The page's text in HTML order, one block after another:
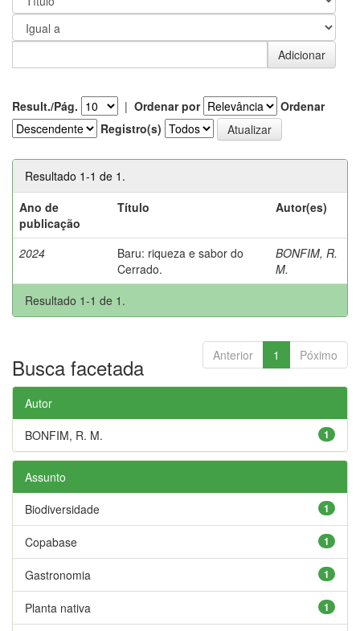
Result./Pág. | Ordenar por
Ordenar
Registro(s)
Resultado 1-1 de 1.
Ano de
publicação
Título Autor(es)
2024
Baru: riqueza e sabor do
Cerrado.
BONFIM, R.
M.
Resultado 1-1 de 1.
Anterior 1 Póximo
Busca facetada
Autor
1
BONFIM, R. M.
Assunto
1
Biodiversidade
1
Copabase
1
Gastronomia
1
Planta nativa